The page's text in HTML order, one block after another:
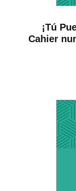
¡Tú
Cahier